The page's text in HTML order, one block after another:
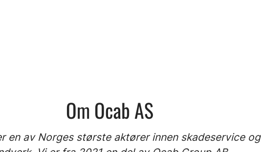
Om Ocab AS
en av Norges største aktører innen skadeservice og